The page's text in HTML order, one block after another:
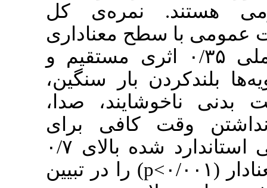
کل
معناداری
و بار عاملی ۰/۳۵ اثری مستقیم و
بار سنگین،
صدا،
کافی برای
استراحت دارای بار عاملی استاندارد شده بالای ۰/۷
بودند و بیشترین ارتباط معنادار (۰/۰۰۱>p) را در تبیین